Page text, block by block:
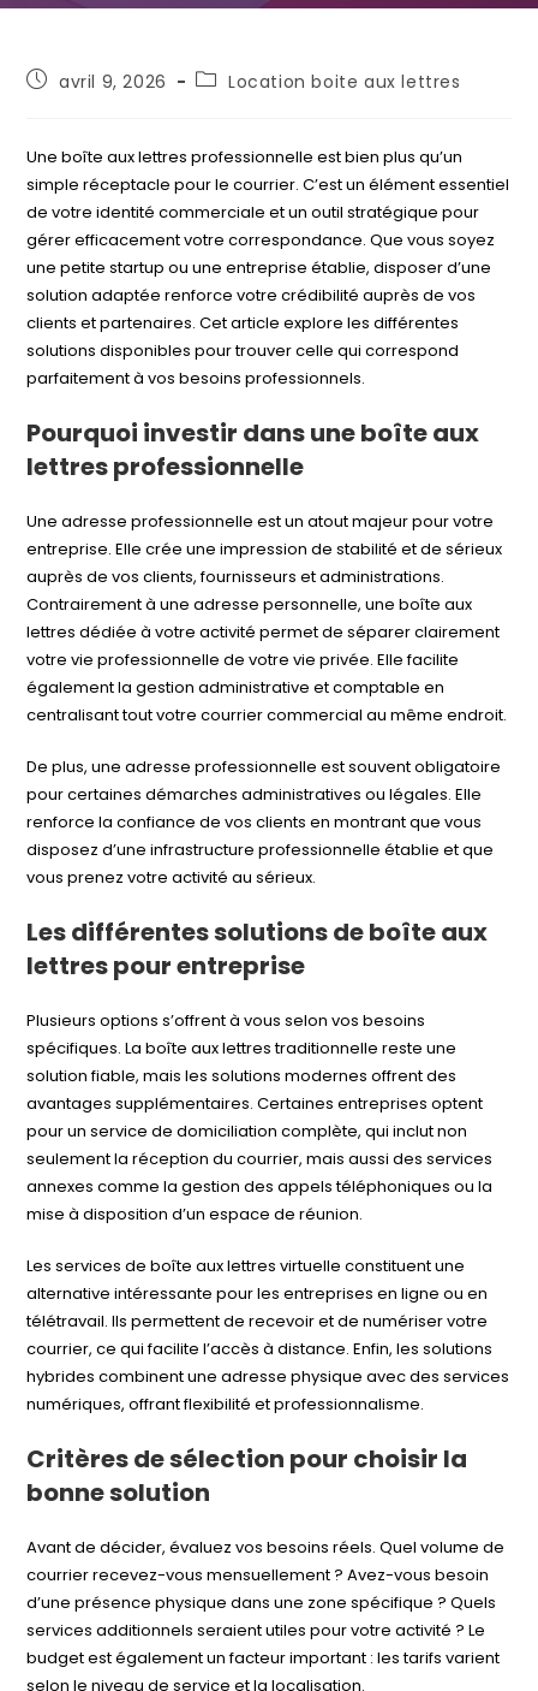
Publication
avril 9, 2026
PostLocation boite aux lettres
Une boîte aux lettres professionnelle est bien plus qu’un
simple réceptacle pour le courrier. C’est un élément essentiel
de votre identité commerciale et un outil stratégique pour
gérer efficacement votre correspondance. Que vous soyez
une petite startup ou une entreprise établie, disposer d’une
solution adaptée renforce votre crédibilité auprès de vos
clients et partenaires. Cet article explore les différentes
solutions disponibles pour trouver celle qui correspond
parfaitement à vos besoins professionnels.
Pourquoi investir dans une boîte aux
lettres professionnelle
Une adresse professionnelle est un atout majeur pour votre
entreprise. Elle crée une impression de stabilité et de sérieux
auprès de vos clients, fournisseurs et administrations.
Contrairement à une adresse personnelle, une boîte aux
lettres dédiée à votre activité permet de séparer clairement
votre vie professionnelle de votre vie privée. Elle facilite
également la gestion administrative et comptable en
centralisant tout votre courrier commercial au même endroit.
De plus, une adresse professionnelle est souvent obligatoire
pour certaines démarches administratives ou légales. Elle
renforce la confiance de vos clients en montrant que vous
disposez d’une infrastructure professionnelle établie et que
vous prenez votre activité au sérieux.
Les différentes solutions de boîte aux
lettres pour entreprise
Plusieurs options s’offrent à vous selon vos besoins
spécifiques. La boîte aux lettres traditionnelle reste une
solution fiable, mais les solutions modernes offrent des
avantages supplémentaires. Certaines entreprises optent
pour un service de domiciliation complète, qui inclut non
seulement la réception du courrier, mais aussi des services
annexes comme la gestion des appels téléphoniques ou la
mise à disposition d’un espace de réunion.
Les services de boîte aux lettres virtuelle constituent une
alternative intéressante pour les entreprises en ligne ou en
télétravail. Ils permettent de recevoir et de numériser votre
courrier, ce qui facilite l’accès à distance. Enfin, les solutions
hybrides combinent une adresse physique avec des services
numériques, offrant flexibilité et professionnalisme.
Critères de sélection pour choisir la
bonne solution
Avant de décider, évaluez vos besoins réels. Quel volume de
courrier recevez-vous mensuellement ? Avez-vous besoin
d’une présence physique dans une zone spécifique ? Quels
services additionnels seraient utiles pour votre activité ? Le
budget est également un facteur important : les tarifs varient
selon le niveau de service et la localisation.